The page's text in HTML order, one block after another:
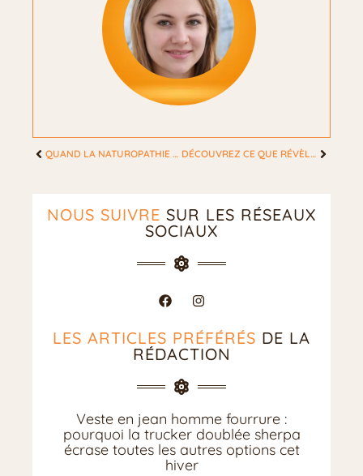
QUAND LA NATUROPATHIE S’INVITE DANS LA LUTTE FÉMININE CONTRE LE CANCER DÉCOUVREZ CE QUE RÉVÈLE VOTRE BAGUE D’HUMEUR COLORÉE SUR VOS ÉMOTIONS FÉMININES
NOUS SUIVRE SUR LES RÉSEAUX
SOCIAUX
LES ARTICLES PRÉFÉRÉS DE LA
RÉDACTION
Veste en jean homme fourrure :
pourquoi la trucker doublée sherpa
écrase toutes les autres options cet
hiver